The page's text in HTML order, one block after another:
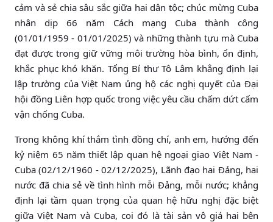
cảm và sẻ chia sâu sắc giữa hai dân tộc; chúc mừng Cuba
nhân dịp 66 năm Cách mạng Cuba thành công
(01/01/1959 - 01/01/2025) và những thành tựu mà Cuba
đạt được trong giữ vững môi trường hòa bình, ổn định,
khắc phục khó khăn. Tổng Bí thư Tô Lâm khẳng định lại
lập trường của Việt Nam ủng hộ các nghị quyết của Đại
hội đồng Liên hợp quốc trong việc yêu cầu chấm dứt cấm
vận chống Cuba.
Trong không khí thắm tình đồng chí, anh em, hướng đến
kỷ niệm 65 năm thiết lập quan hệ ngoại giao Việt Nam -
Cuba (02/12/1960 - 02/12/2025), Lãnh đạo hai Đảng, hai
nước đã chia sẻ về tình hình mỗi Đảng, mỗi nước; khẳng
định lại tầm quan trọng của quan hệ hữu nghị đặc biệt
giữa Việt Nam và Cuba, coi đó là tài sản vô giá hai bên